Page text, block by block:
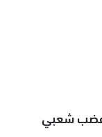
وغضب شعبي